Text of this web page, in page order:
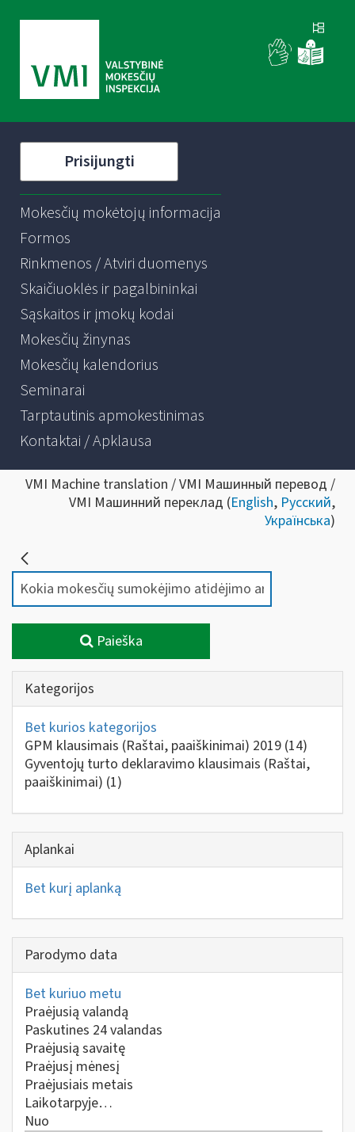
Prisijungti
Mokesčių mokėtojų informacija
Formos
Rinkmenos / Atviri duomenys
Skaičiuoklės ir pagalbininkai
Sąskaitos ir įmokų kodai
Mokesčių žinynas
Mokesčių kalendorius
Seminarai
Tarptautinis apmokestinimas
Kontaktai / Apklausa
VMI Machine translation / VMI Машинный перевод /
VMI Машинний переклад (English, Русский,
Українська)
Paieška
Kategorijos
Bet kurios kategorijos
GPM klausimais (Raštai, paaiškinimai) 2019 (14)
Gyventojų turto deklaravimo klausimais (Raštai,
paaiškinimai) (1)
Aplankai
Bet kurį aplanką
Parodymo data
Bet kuriuo metu
Praėjusią valandą
Paskutines 24 valandas
Praėjusią savaitę
Praėjusį mėnesį
Praėjusiais metais
Laikotarpyje…
Nuo